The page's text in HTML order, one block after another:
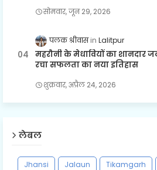
सोमवार, जून 29, 2026
पलक श्रीवास Lalitpur
महरौनी के मेधावियों का शानदार
रचा सफलता का नया इतिहास
शुक्रवार, अप्रैल 24, 2026
लेबल
Jhansi Jalaun Tikamgarh